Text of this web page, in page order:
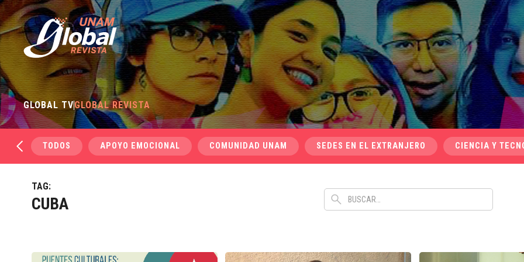
GLOBAL TVGLOBAL REVISTA
TODOS APOYO EMOCIONAL COMUNIDAD UNAM SEDES EN EL EXTRANJERO CIENCIA Y
TAG:
CUBA